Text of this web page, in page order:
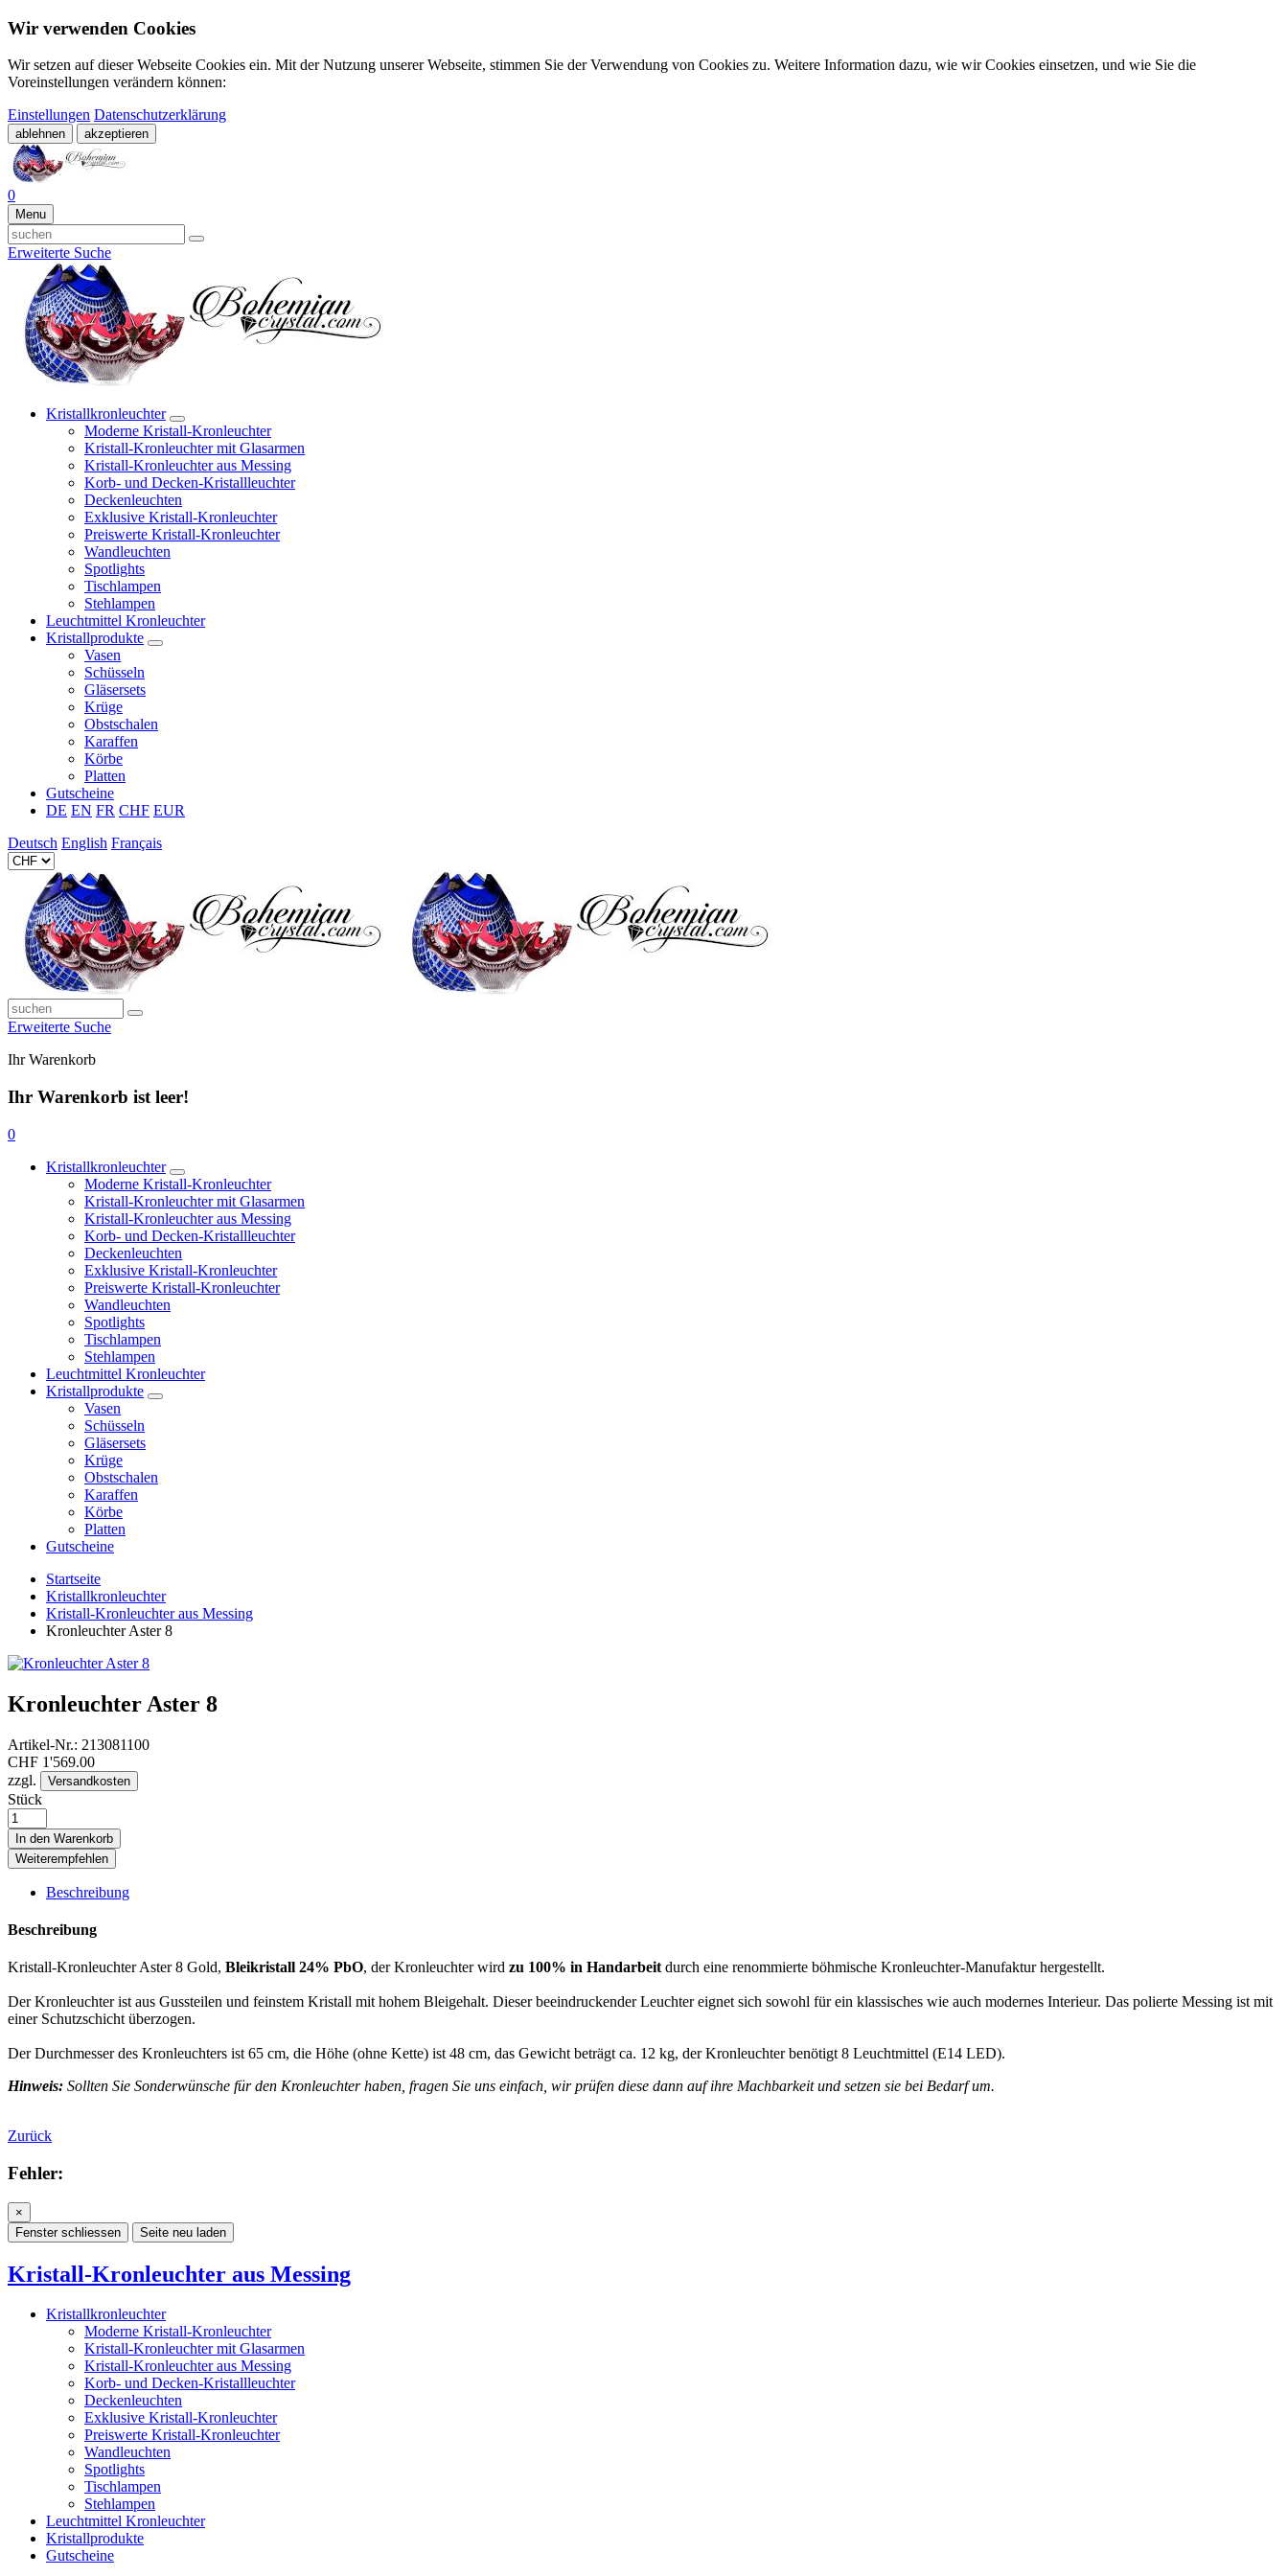
Wir verwenden Cookies
Wir setzen auf dieser Webseite Cookies ein. Mit der Nutzung unserer Webseite, stimmen Sie der Verwendung von Cookies zu. Weitere Information dazu, wie wir Cookies einsetzen, und wie Sie die
Voreinstellungen verändern können:
Einstellungen Datenschutzerklärung
ablehnen akzeptieren
0
Menu
Erweiterte Suche
Kristallkronleuchter
Moderne Kristall-Kronleuchter
Kristall-Kronleuchter mit Glasarmen
Kristall-Kronleuchter aus Messing
Korb- und Decken-Kristallleuchter
Deckenleuchten
Exklusive Kristall-Kronleuchter
Preiswerte Kristall-Kronleuchter
Wandleuchten
Spotlights
Tischlampen
Stehlampen
Leuchtmittel Kronleuchter
Kristallprodukte
Vasen
Schüsseln
Gläsersets
Krüge
Obstschalen
Karaffen
Körbe
Platten
Gutscheine
DE EN FR CHF EUR
Deutsch English Français
Erweiterte Suche
Ihr Warenkorb
Ihr Warenkorb ist leer!
0
Kristallkronleuchter
Moderne Kristall-Kronleuchter
Kristall-Kronleuchter mit Glasarmen
Kristall-Kronleuchter aus Messing
Korb- und Decken-Kristallleuchter
Deckenleuchten
Exklusive Kristall-Kronleuchter
Preiswerte Kristall-Kronleuchter
Wandleuchten
Spotlights
Tischlampen
Stehlampen
Leuchtmittel Kronleuchter
Kristallprodukte
Vasen
Schüsseln
Gläsersets
Krüge
Obstschalen
Karaffen
Körbe
Platten
Gutscheine
Startseite
Kristallkronleuchter
Kristall-Kronleuchter aus Messing
Kronleuchter Aster 8
Kronleuchter Aster 8
Artikel-Nr.: 213081100
CHF 1'569.00
zzgl.
Versandkosten
Stück
In den Warenkorb
Weiterempfehlen
Beschreibung
Beschreibung
Kristall-Kronleuchter Aster 8 Gold, Bleikristall 24% PbO, der Kronleuchter wird zu 100% in Handarbeit durch eine renommierte böhmische Kronleuchter-Manufaktur hergestellt.
Der Kronleuchter ist aus Gussteilen und feinstem Kristall mit hohem Bleigehalt. Dieser beeindruckender Leuchter eignet sich sowohl für ein klassisches wie auch modernes Interieur. Das polierte Messing ist mit
einer Schutzschicht überzogen.
Der Durchmesser des Kronleuchters ist 65 cm, die Höhe (ohne Kette) ist 48 cm, das Gewicht beträgt ca. 12 kg, der Kronleuchter benötigt 8 Leuchtmittel (E14 LED).
Hinweis: Sollten Sie Sonderwünsche für den Kronleuchter haben, fragen Sie uns einfach, wir prüfen diese dann auf ihre Machbarkeit und setzen sie bei Bedarf um.
Zurück
Fehler:
×
Fenster schliessen
Seite neu laden
Kristall-Kronleuchter aus Messing
Kristallkronleuchter
Moderne Kristall-Kronleuchter
Kristall-Kronleuchter mit Glasarmen
Kristall-Kronleuchter aus Messing
Korb- und Decken-Kristallleuchter
Deckenleuchten
Exklusive Kristall-Kronleuchter
Preiswerte Kristall-Kronleuchter
Wandleuchten
Spotlights
Tischlampen
Stehlampen
Leuchtmittel Kronleuchter
Kristallprodukte
Gutscheine